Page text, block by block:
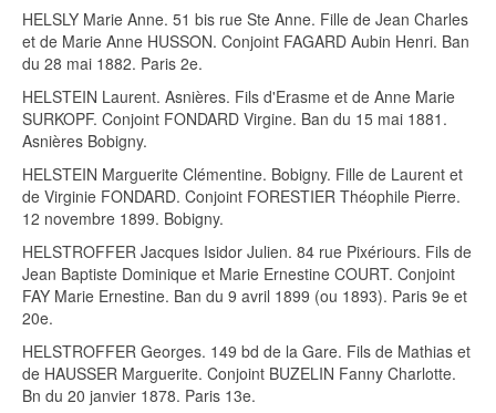
HELSLY Marie Anne. 51 bis rue Ste Anne. Fille de Jean Charles
et de Marie Anne HUSSON. Conjoint FAGARD Aubin Henri. Ban
du 28 mai 1882. Paris 2e.
HELSTEIN Laurent. Asnières. Fils d'Erasme et de Anne Marie
SURKOPF. Conjoint FONDARD Virgine. Ban du 15 mai 1881.
Asnières Bobigny.
HELSTEIN Marguerite Clémentine. Bobigny. Fille de Laurent et
de Virginie FONDARD. Conjoint FORESTIER Théophile Pierre.
12 novembre 1899. Bobigny.
HELSTROFFER Jacques Isidor Julien. 84 rue Pixériours. Fils de
Jean Baptiste Dominique et Marie Ernestine COURT. Conjoint
FAY Marie Ernestine. Ban du 9 avril 1899 (ou 1893). Paris 9e et
20e.
HELSTROFFER Georges. 149 bd de la Gare. Fils de Mathias et
de HAUSSER Marguerite. Conjoint BUZELIN Fanny Charlotte.
Bn du 20 janvier 1878. Paris 13e.